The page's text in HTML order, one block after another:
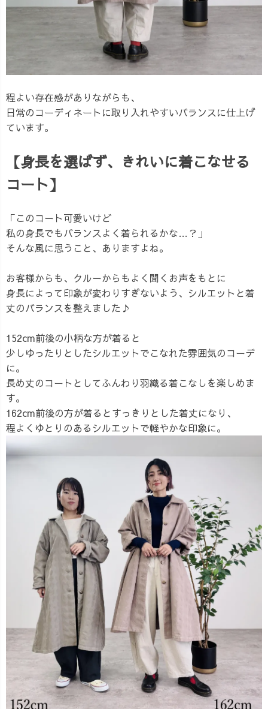
程よい存在感がありながらも、
日常のコーディネートに取り入れやすいバランスに仕上げ
ています。
【身長を選ばず、きれいに着こなせる
コート】
「このコート可愛いけど
私の身長でもバランスよく着られるかな…？」
そんな風に思うこと、ありますよね。
お客様からも、クルーからもよく聞くお声をもとに
身長によって印象が変わりすぎないよう、シルエットと着
丈のバランスを整えました♪
152cm前後の小柄な方が着ると
少しゆったりとしたシルエットでこなれた雰囲気のコーデ
に。
長め丈のコートとしてふんわり羽織る着こなしを楽しめま
す。
162cm前後の方が着るとすっきりとした着丈になり、
程よくゆとりのあるシルエットで軽やかな印象に。